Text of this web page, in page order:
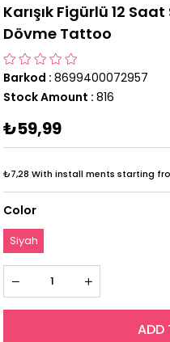
Karışık Figürlü 12
Dövme Tattoo
Barkod : 8699400072957
Stock Amount : 816
₺59,99
₺7,28 With install ments starting
Color
Siyah